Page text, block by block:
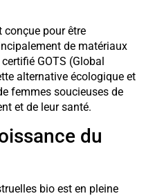
conçue pour être
de matériaux
GOTS (Global
alternative écologique et
femmes soucieuses de
et de leur santé.
du
bio est en pleine